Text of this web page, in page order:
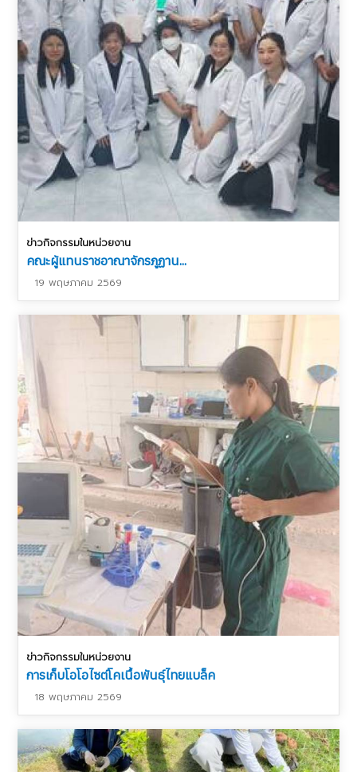
ข่าวกิจกรรมในหน่วยงาน
คณะผู้แทนราชอาณาจักรภูฏาน...
19 พฤษภาคม 2569
ข่าวกิจกรรมในหน่วยงาน
การเก็บโอโอไซต์โคเนื้อพันธุ์ไทยแบล็ค
18 พฤษภาคม 2569